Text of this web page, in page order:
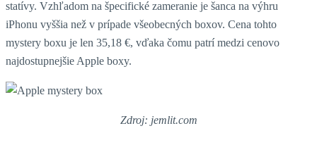
statívy. Vzhľadom na špecifické zameranie je šanca na výhru
iPhonu vyššia než v prípade všeobecných boxov. Cena tohto
mystery boxu je len 35,18 €, vďaka čomu patrí medzi cenovo
najdostupnejšie Apple boxy.
Zdroj: jemlit.com